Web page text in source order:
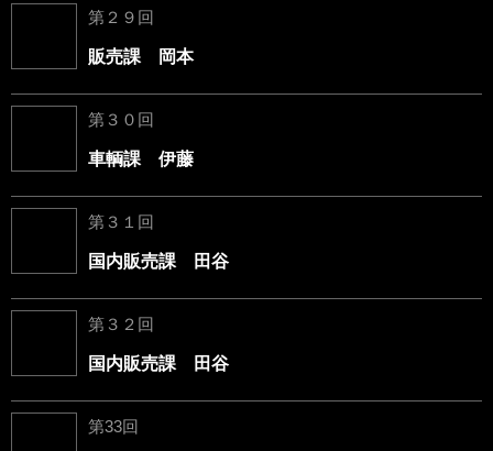
第２９回
販売課 岡本
第３０回
車輌課 伊藤
第３１回
国内販売課 田谷
第３２回
国内販売課 田谷
第33回